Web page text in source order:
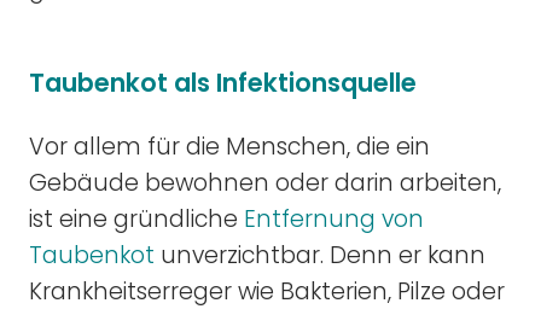
Taubenkot als Infektionsquelle
Vor allem für die Menschen, die ein
Gebäude bewohnen oder darin arbeiten,
ist eine gründliche Entfernung von
Taubenkot unverzichtbar. Denn er kann
Krankheitserreger wie Bakterien, Pilze oder